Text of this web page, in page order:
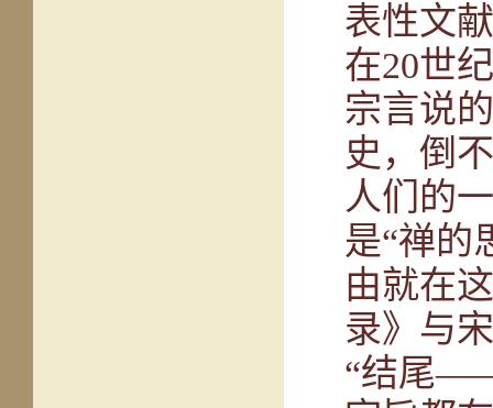
表性文
在20世
宗言说
史，倒
人们的
是“禅的
由就在
录》与
“结尾